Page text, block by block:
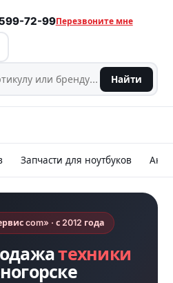
Найти
72-99Перезвоните мне
Запчасти для ноутбуков
com» · с 2012 года
техники